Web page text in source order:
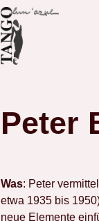
Peter
Was: Peter
etwa 1935 bis
neue Elemente